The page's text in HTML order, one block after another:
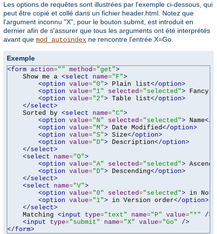
Les options de requêtes sont illustrées par l'exemple ci-dessous, qui
peut être copié et collé dans un fichier header.html. Notez que
l'argument inconnu "X", pour le bouton submit, est introduit en
dernier afin de s'assurer que tous les arguments ont été interprétés
avant que mod_autoindex ne rencontre l'entrée X=Go.
Exemple
<form action="" method="get">
    Show me a
<select name="F">
<option value="0"> Plain list</option>
<option value="1" selected="selected"> Fancy
<option value="2"> Table list</option>
</select>
    Sorted by
<select name="C">
<option value="N" selected="selected"> Name</
<option value="M"> Date Modified</option>
<option value="S"> Size</option>
<option value="D"> Description</option>
</select>
<select
name="O">
<option value="A" selected="selected">
<option value="D"> Descending</option>
</select>
<select
name="V">
<option value="0" selected="selected"> in
<option value="1"> in Version order</option>
</select>
    Matching
<input type="text" name="P" value="*"
/>
<input
type="submit" name="X" value="Go"
/>
</form>